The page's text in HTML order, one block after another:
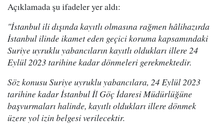
Açıklamada şu ifadeler yer aldı:
"İstanbul ili dışında kayıtlı olmasına rağmen hâlihazırda
İstanbul ilinde ikamet eden geçici koruma kapsamındaki
Suriye uyruklu yabancıların kayıtlı oldukları illere 24
Eylül 2023 tarihine kadar dönmeleri gerekmektedir.
Söz konusu Suriye uyruklu yabancılara, 24 Eylül 2023
tarihine kadar İstanbul İl Göç İdaresi Müdürlüğüne
başvurmaları halinde, kayıtlı oldukları illere dönmek
üzere yol izin belgesi verilecektir.